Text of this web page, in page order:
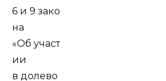
6 и 9 зако
на
«Об участ
ии
в долево